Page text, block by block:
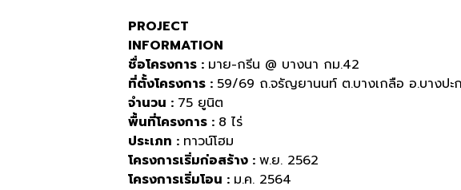
PROJECT
INFORMATION
ชื่อโครงการ : มาย-กรีน @ บางนา กม.42
ที่ตั้งโครงการ : 59/69 ถ.จรัญยานนท์ ต.บางเกลือ อ.บางปะ
จำนวน : 75 ยูนิต
พื้นที่โครงการ : 8 ไร่
ประเภท : ทาวน์โฮม
โครงการเริ่มก่อสร้าง : พ.ย. 2562
โครงการเริ่มโอน : ม.ค. 2564